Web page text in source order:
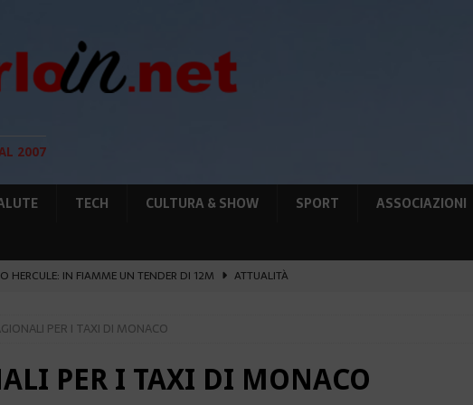
2007
TECH CULTURA & SHOW SPORT ASSOCIAZIONI
HERCULE: IN FIAMME UN TENDER DI 12M
ATTUALITÀ
DI PLACE D’ARMES
ATTUALITÀ
RAFFORZANO LA COOPERAZIONE
ATTUALITÀ
PER I TAXI DI MONACO
PER I TAXI DI MONACO